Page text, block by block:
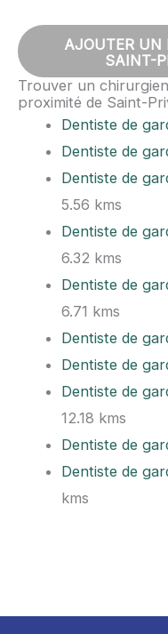
AJOUTER UN
SAINT-
Trouver un
proximité de Saint-
Dentiste de
Dentiste de
Dentiste de
5.56 kms
Dentiste de
6.32 kms
Dentiste de
6.71 kms
Dentiste de
Dentiste de
Dentiste de
12.18 kms
Dentiste de
Dentiste de
kms